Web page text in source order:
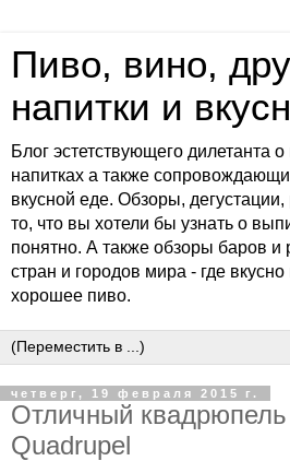
Пиво, вино,
напитки и
Блог эстетствующего дилетанта
напитках а также
вкусной еде. Обзоры,
то, что вы хотели бы узнать о
понятно. А также обзоры баров и
стран и городов мира - где вкусно
хорошее пиво.
четверг, 19 февраля 2015 г.
Отличный
Quadrupel